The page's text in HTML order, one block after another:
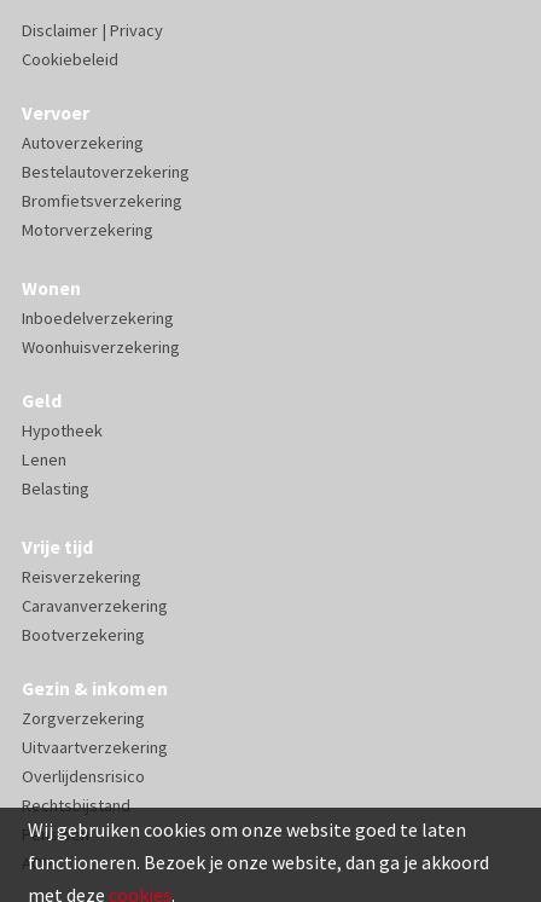
Wij gebruiken cookies om onze website goed te laten
functioneren. Bezoek je onze website, dan ga je akkoord
met deze cookies.
Disclaimer| Privacy
Cookiebeleid
Vervoer
Autoverzekering
Bestelautoverzekering
Bromfietsverzekering
Motorverzekering
Wonen
Inboedelverzekering
Woonhuisverzekering
Geld
Hypotheek
Lenen
Belasting
Vrije tijd
Reisverzekering
Caravanverzekering
Bootverzekering
Gezin & inkomen
Zorgverzekering
Uitvaartverzekering
Overlijdensrisico
Rechtsbijstand
Pensioen
AOV